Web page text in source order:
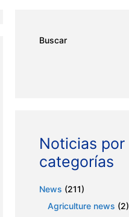
Buscar
Noticias por
categorías
News (211)
Agriculture news (2)